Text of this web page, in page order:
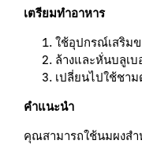
เตรียมทำอาหาร
ใช้อุปกรณ์เสริม
ล้างและหั่นบลูเบ
เปลี่ยนไปใช้ชา
คำแนะนำ
คุณสามารถใช้นมผงส